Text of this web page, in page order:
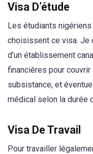
Visa D’étude
Les étudiants nigériens
choisissent ce visa. Je
d’un établissement
financières pour
subsistance, et
médical selon la durée
Visa De Travail
Pour travailler